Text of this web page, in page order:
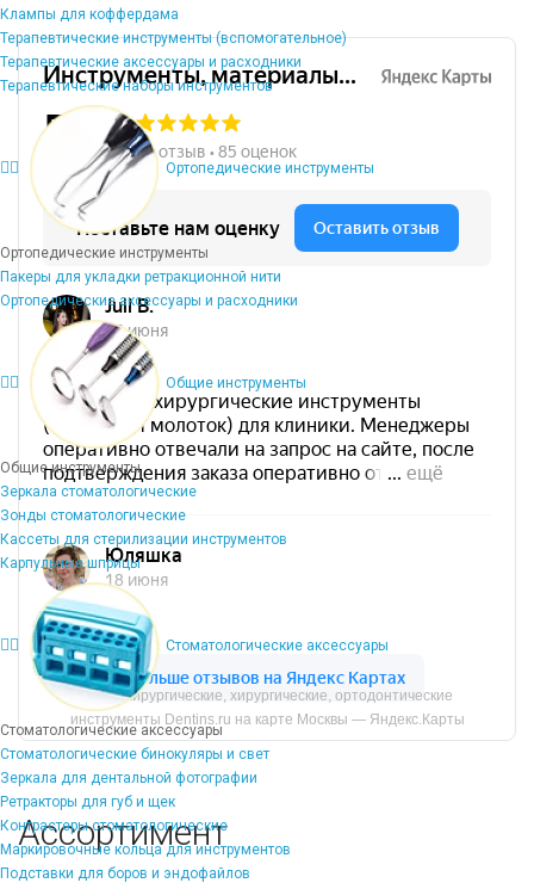
Клампы для коффердама
Терапевтические инструменты (вспомогательное)
Терапевтические аксессуары и расходники
Терапевтические наборы инструментов
Ортопедические инструменты
Ортопедические инструменты
Пакеры для укладки ретракционной нити
Ортопедические аксессуары и расходники
Общие инструменты
Общие инструменты
Зеркала стоматологические
Зонды стоматологические
Кассеты для стерилизации инструментов
Карпульные шприцы
Стоматологические аксессуары
Стоматологические аксессуары
Стоматологические бинокуляры и свет
Зеркала для дентальной фотографии
Ретракторы для губ и щек
Контрастеры стоматологические
Маркировочные кольца для инструментов
Подставки для боров и эндофайлов
Микрохирургические, хирургические, ортодонтические
инструменты Dentins.ru на карте Москвы — Яндекс.Карты
Ассортимент